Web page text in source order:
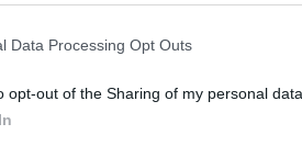
Data Processing Opt Outs
opt-out of the Sharing of my personal data.